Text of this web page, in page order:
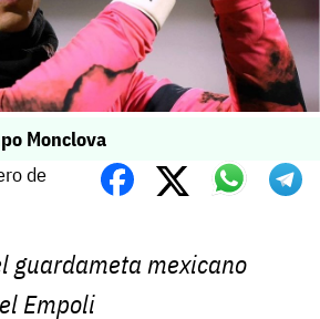
Monclova
de
guardameta mexicano
Empoli